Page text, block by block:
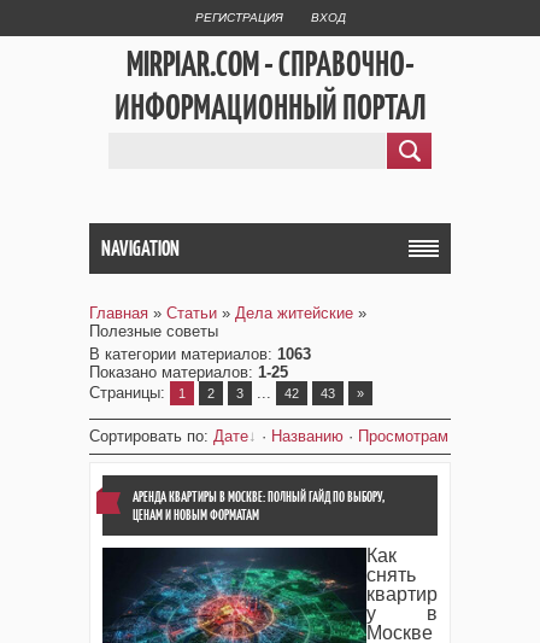
РЕГИСТРАЦИЯ ВХОД
MIRPIAR.COM - СПРАВОЧНО-
ИНФОРМАЦИОННЫЙ ПОРТАЛ
NAVIGATION
Главная » Статьи » Дела житейские »
Полезные советы
В категории материалов: 1063
Показано материалов: 1-25
Страницы: 1 2 3 ... 42 43 »
Сортировать по: Дате · Названию · Просмотрам
АРЕНДА КВАРТИРЫ В МОСКВЕ: ПОЛНЫЙ ГАЙД ПО ВЫБОРУ,
ЦЕНАМ И НОВЫМ ФОРМАТАМ
Как
снять
квартир
у в
Москве